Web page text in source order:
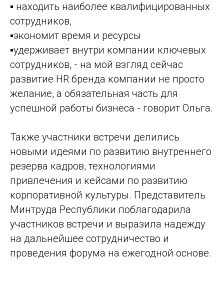
▪ находить наиболее квалифицированных
сотрудников,
▪экономит время и ресурсы
▪удерживает внутри компании ключевых
сотрудников, - на мой взгляд сейчас
развитие HR бренда компании не просто
желание, а обязательная часть для
успешной работы бизнеса - говорит Ольга.
Также участники встречи делились
новыми идеями по развитию внутреннего
резерва кадров, технологиями
привлечения и кейсами по развитию
корпоративной культуры. Представитель
Минтруда Республики поблагодарила
участников встречи и выразила надежду
на дальнейшее сотрудничество и
проведения форума на ежегодной основе.